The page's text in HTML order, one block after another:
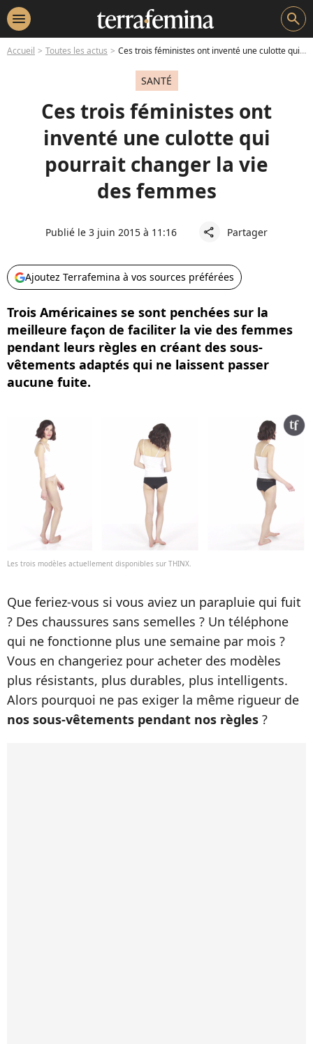
menu search
Accueil Toutes les actus Ces trois féministes ont inventé une culotte qui pourrait changer la vie des femmes
SANTÉ
Ces trois féministes ont
inventé une culotte qui
pourrait changer la vie
des femmes
Publié le 3 juin 2015 à 11:16 share Partager
Ajoutez Terrafemina à vos sources préférées
Trois Américaines se sont penchées sur la
meilleure façon de faciliter la vie des femmes
pendant leurs règles en créant des sous-
vêtements adaptés qui ne laissent passer
aucune fuite.
Les trois modèles actuellement disponibles sur THINX.
Que feriez-vous si vous aviez un parapluie qui fuit
? Des chaussures sans semelles ? Un téléphone
qui ne fonctionne plus une semaine par mois ?
Vous en changeriez pour acheter des modèles
plus résistants, plus durables, plus intelligents.
Alors pourquoi ne pas exiger la même rigueur de
nos sous-vêtements pendant nos règles ?